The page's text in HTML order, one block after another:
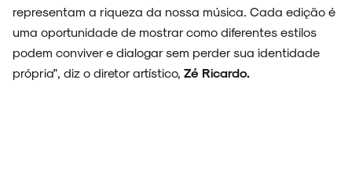
representam a riqueza da nossa música. Cada edição é
uma oportunidade de mostrar como diferentes estilos
podem conviver e dialogar sem perder sua identidade
própria", diz o diretor artístico, Zé Ricardo.